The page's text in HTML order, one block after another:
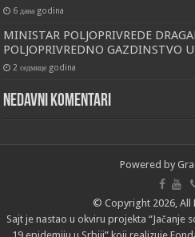
6 дана godina
MINISTAR POLJOPRIVREDE
POLJOPRIVREDNO GAZDINSTVO
2 седмице godina
Nedavni komentari
Powered by
© Copyright 2026, All
Sajt je nastao u okviru projekta “Jačanje